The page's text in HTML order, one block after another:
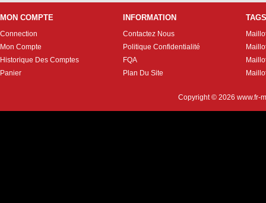
MON COMPTE
Connection
Mon Compte
Historique Des Comptes
Panier
INFORMATION
Contactez Nous
Politique Confidentialité
FQA
Plan Du Site
TAGS
Copyright © 2026 www.fr-